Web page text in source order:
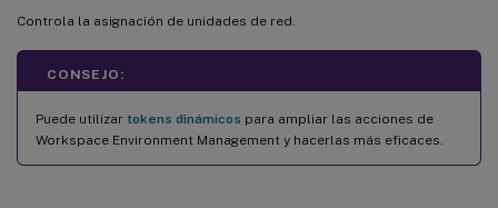
Controla la asignación de unidades de red.
CONSEJO:
Puede utilizar tokens dinámicos para ampliar las acciones de
Workspace Environment Management y hacerlas más eficaces.